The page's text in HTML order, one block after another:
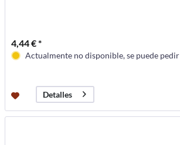
4,44 € *
Actualmente no disponible, se puede pedir
Detalles